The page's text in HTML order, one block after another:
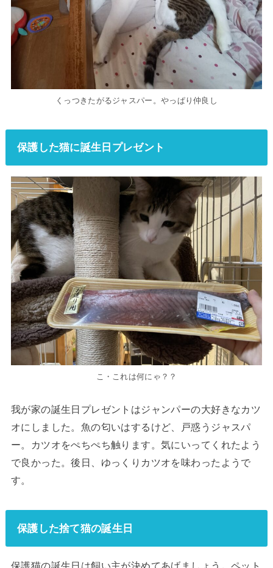
くっつきたがるジャスパー。やっぱり仲良し
保護した猫に誕生日プレゼント
こ・これは何にゃ？？
我が家の誕生日プレゼントはジャンパーの大好きなカツ
オにしました。魚の匂いはするけど、戸惑うジャスパ
ー。カツオをぺちぺち触ります。気にいってくれたよう
で良かった。後日、ゆっくりカツオを味わったようで
す。
保護した捨て猫の誕生日
保護猫の誕生日は飼い主が決めてあげましょう。ペット